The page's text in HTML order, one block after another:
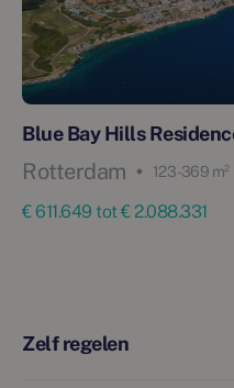
Blue Bay Hills
Rotterdam 123 - 369 m²
€ 611.649 tot € 2.088.331
Zelf regelen